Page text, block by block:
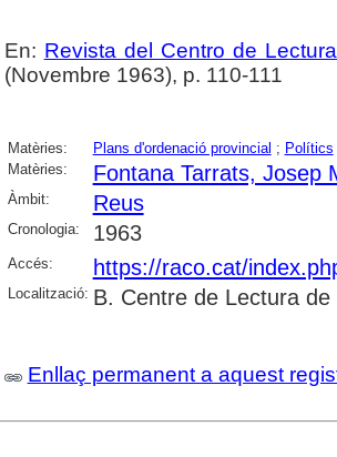
En: Revista del Centro de
(Novembre 1963), p. 110-111
Matèries: Plans d'ordenació provincial ; Polítics
Matèries:
Fontana Tarrats, Josep
Àmbit: Reus
Cronologia: 1963
Accés: https://raco.cat/
Localització: B. Centre de Lectura de
Enllaç permanent a aquest